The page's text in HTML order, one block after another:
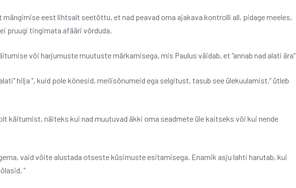
eest lihtsalt seetõttu, et nad peavad oma ajakava kontrolli all, pidage meeles,
pruugi tingimata afääri võrduda.
või harjumuste muutuste märkamisega, mis Paulus väidab, et “annab nad alati ära”.
hilja “, kuid pole kõnesid, meilisõnumeid ega selgitust, tasub see ülekuulamist,” ütleb
käitumist, näiteks kui nad muutuvad äkki oma seadmete üle kaitseks või kui nende
vaid võite alustada otseste küsimuste esitamisega. Enamik asju lahti harutab, kui
”